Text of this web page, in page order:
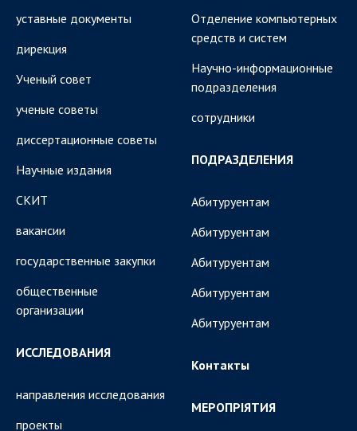
уставные документы
дирекция
Ученый совет
ученые советы
диссертационные советы
Научные издания
СКИТ
вакансии
государственные закупки
общественные
организации
ИССЛЕДОВАНИЯ
направления исследования
проекты
Отделение компьютерных
средств и систем
Научно-информационные
подразделения
сотрудники
ПОДРАЗДЕЛЕНИЯ
Абитуруентам
Абитуруентам
Абитуруентам
Абитуруентам
Абитуруентам
Контакты
МЕРОПРІЯТИЯ